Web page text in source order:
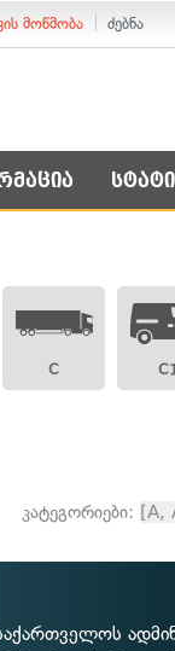
მოწმობა ძებნა
C
კატეგორიები: [A,